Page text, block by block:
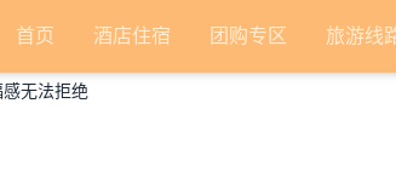
首页 酒店住宿 团购专区 旅游线
无法拒绝